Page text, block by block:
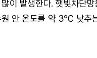
이 발생한다. 햇빛차단
원 안 온도를 약 3℃ 낮추